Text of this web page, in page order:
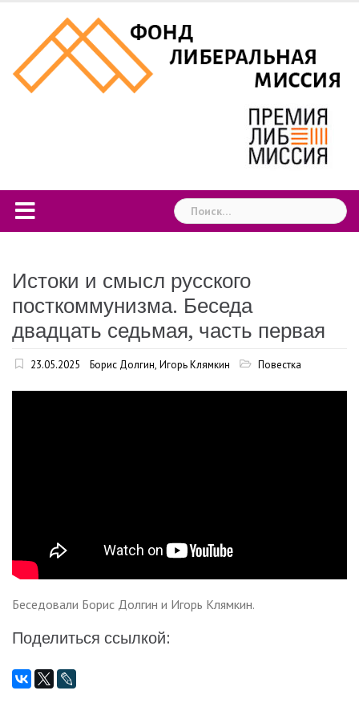
content
Найти:
Истоки и смысл русского
посткоммунизма. Беседа
двадцать седьмая, часть первая
23.05.2025 Борис Долгин, Игорь Клямкин Повестка
Беседовали Борис Долгин и Игорь Клямкин.
Поделиться ссылкой: